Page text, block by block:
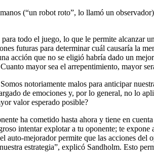
(“un robot roto”, lo llamó un
todo el juego, lo que le permite alcanzar
futuras para determinar cuál causaría la
acción que no se eligió habría dado un
mayor sea el arrepentimiento, mayor
notoriamente malos para anticipar
de emociones y, por lo general, no lo
valor esperado posible?
ha cometido hasta ahora y tiene en
intentar explotar a tu oponente; te
mejorador permite que las acciones del
estrategia”, explicó Sandholm. Esto